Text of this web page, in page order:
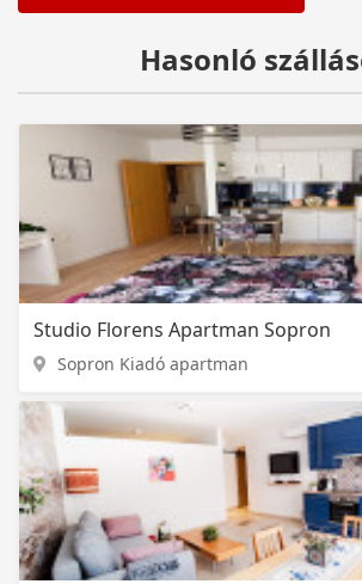
Hasonló
Studio Florens Apartman Sopron
Sopron Kiadó apartman